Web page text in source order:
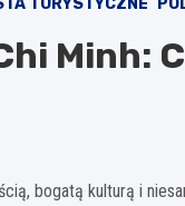
TURYSTYCZNE
Minh:
bogatą kulturą i